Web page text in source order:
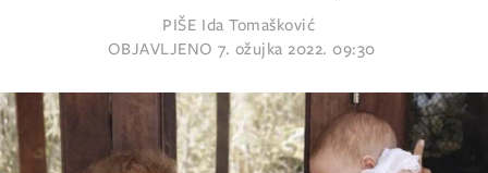
PIŠE Ida Tomašković
OBJAVLJENO 7. ožujka 2022. 09:30